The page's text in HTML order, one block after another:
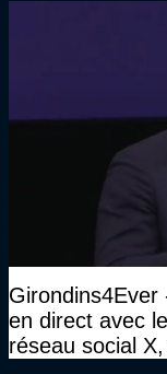
Girondins4Ever
en direct avec
réseau social